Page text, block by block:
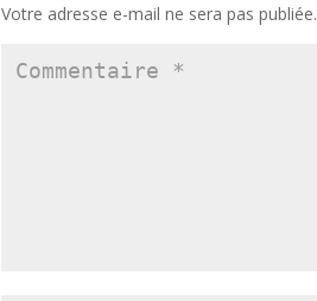
Votre adresse e-mail ne sera pas publiée.